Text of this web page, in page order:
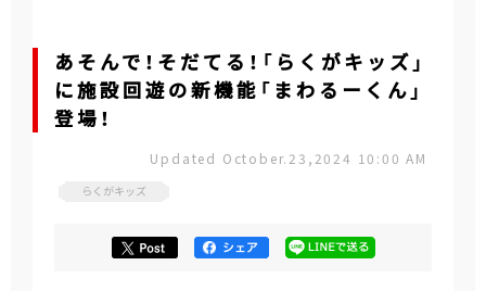
あそんで！そだてる！「らくがキッズ」
に施設回遊の新機能「まわるーくん」
登場！
Updated October.23,2024 10:00 AM
らくがキッズ